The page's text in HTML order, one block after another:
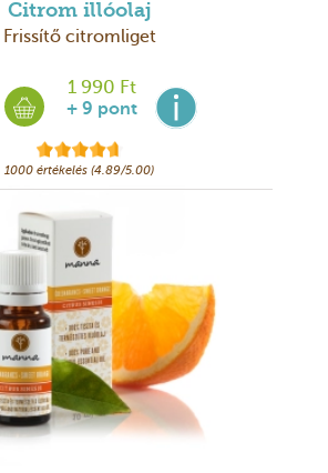
Citrom illóolaj
Frissítő citromliget
1 990 Ft
+ 9 pont
1000 értékelés (4.89/5.00)